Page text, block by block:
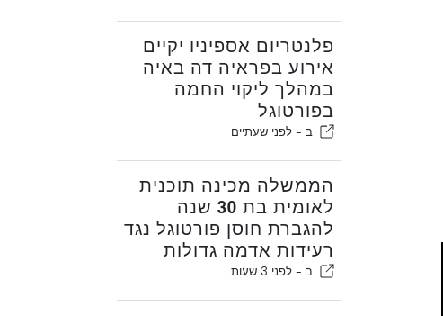
פלנטריום אספיניו יקיים
אירוע בפראיה דה באיה
במהלך ליקוי החמה
בפורטוגל
ב - לפני שעתיים
הממשלה מכינה תוכנית
לאומית בת 30 שנה
להגברת חוסן פורטוגל נגד
רעידות אדמה גדולות
ב - לפני 3 שעות